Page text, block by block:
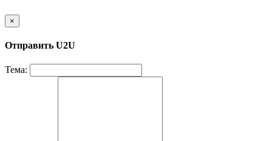
×
Отправить U2U
Тема: